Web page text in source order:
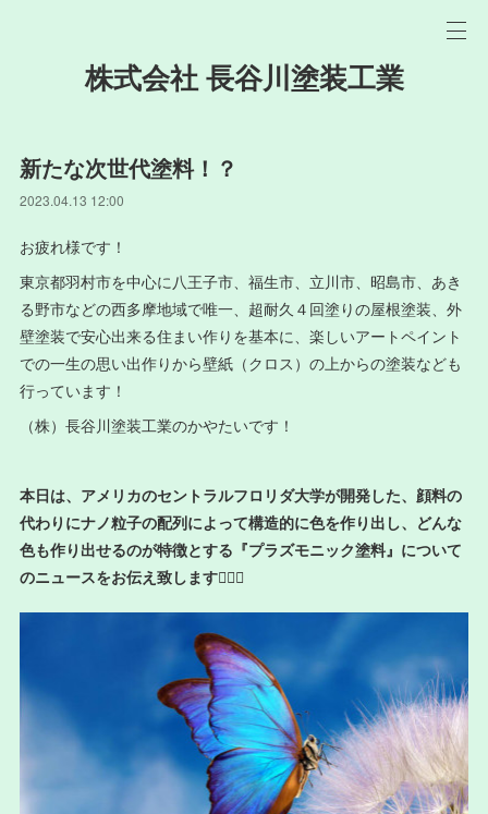
株式会社 長谷川塗装工業
新たな次世代塗料！？
2023.04.13 12:00
お疲れ様です！
東京都羽村市を中心に八王子市、福生市、立川市、昭島市、あき
る野市などの西多摩地域で唯一、超耐久４回塗りの屋根塗装、外
壁塗装で安心出来る住まい作りを基本に、楽しいアートペイント
での一生の思い出作りから壁紙（クロス）の上からの塗装なども
行っています！
（株）長谷川塗装工業のかやたいです！
本日は、アメリカのセントラルフロリダ大学が開発した、顔料の
代わりにナノ粒子の配列によって構造的に色を作り出し、どんな
色も作り出せるのが特徴とする『プラズモニック塗料』について
のニュースをお伝え致します💁🏻‍♂️